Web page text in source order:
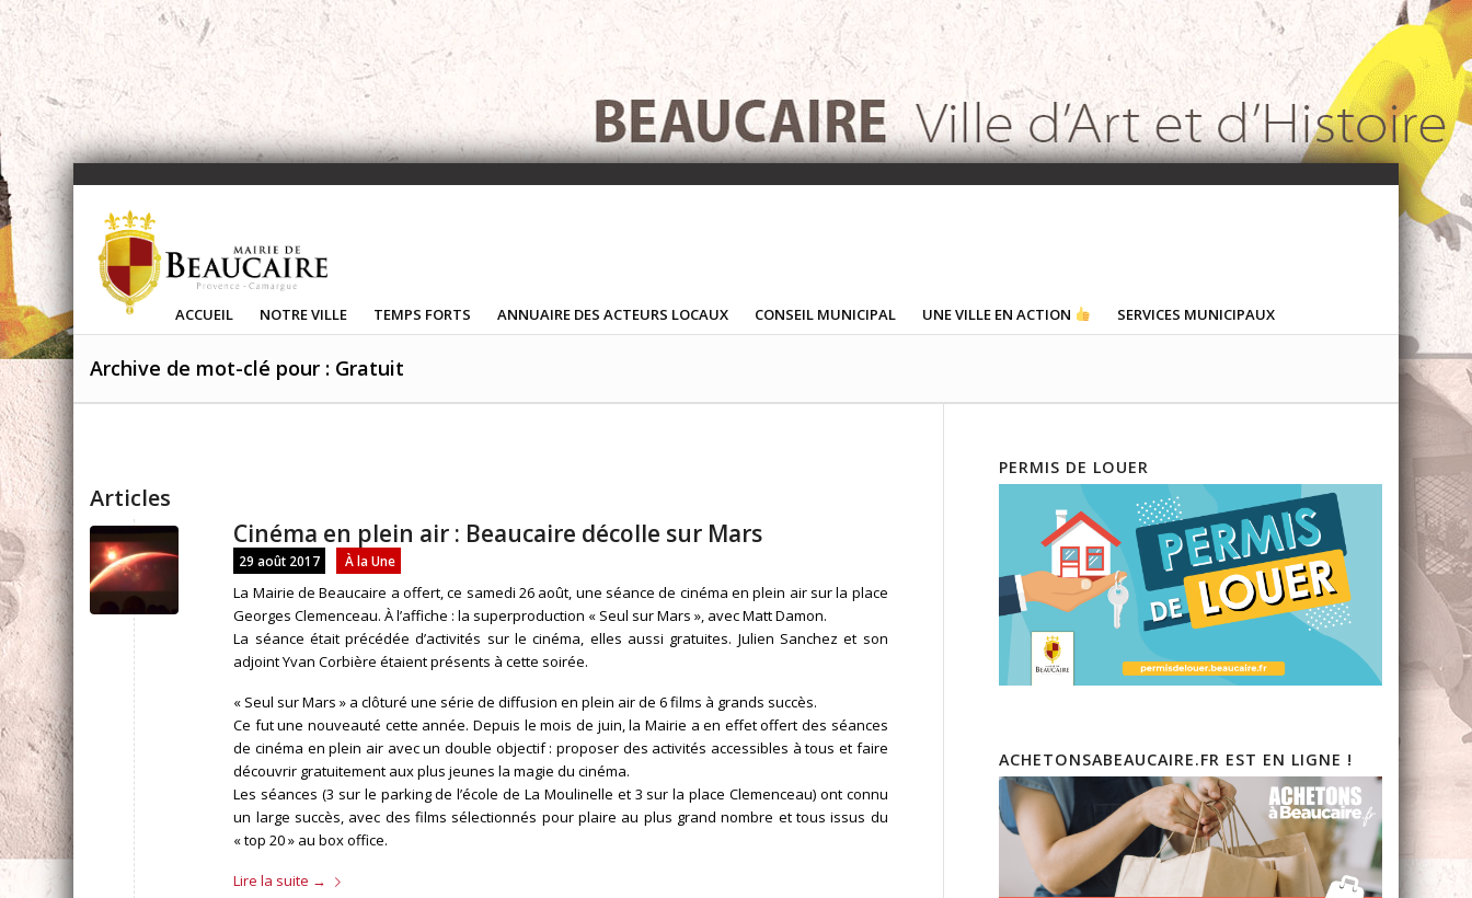
ACCUEIL NOTRE VILLE TEMPS FORTS ANNUAIRE DES ACTEURS LOCAUX CONSEIL MUNICIPAL UNE VILLE EN ACTION SERVICES MUNICIPAUX
Archive de mot-clé pour : Gratuit
Articles
Cinéma en plein air : ‪Beaucaire décolle sur Mars
29 août 2017 À la Une
La Mairie de Beaucaire a offert, ce samedi 26 août, une séance de cinéma en plein air sur la place
Georges Clemenceau. À l’affiche : la superproduction « Seul sur Mars », avec Matt Damon.
La séance était précédée d’activités sur le cinéma, elles aussi gratuites. Julien Sanchez et son
adjoint Yvan Corbière étaient présents à cette soirée.
« Seul sur Mars » a clôturé une série de diffusion en plein air de 6 films à grands succès.
Ce fut une nouveauté cette année. Depuis le mois de juin, la Mairie a en effet offert des séances
de cinéma en plein air avec un double objectif : proposer des activités accessibles à tous et faire
découvrir gratuitement aux plus jeunes la magie du cinéma.
Les séances (3 sur le parking de l’école de La Moulinelle et 3 sur la place Clemenceau) ont connu
un large succès, avec des films sélectionnés pour plaire au plus grand nombre et tous issus du
« top 20 » au box office.
Lire la suite →
PERMIS DE LOUER
ACHETONSABEAUCAIRE.FR EST EN LIGNE !